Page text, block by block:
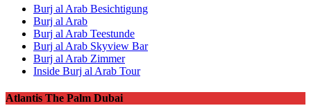
Burj al Arab Besichtigung
Burj al Arab
Burj al Arab Teestunde
Burj al Arab Skyview Bar
Burj al Arab Zimmer
Inside Burj al Arab Tour
Atlantis The Palm Dubai